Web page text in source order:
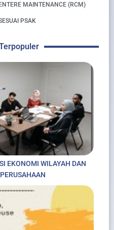
MAINTENANCE (RCM)
PSAK
EKONOMI WILAYAH DAN